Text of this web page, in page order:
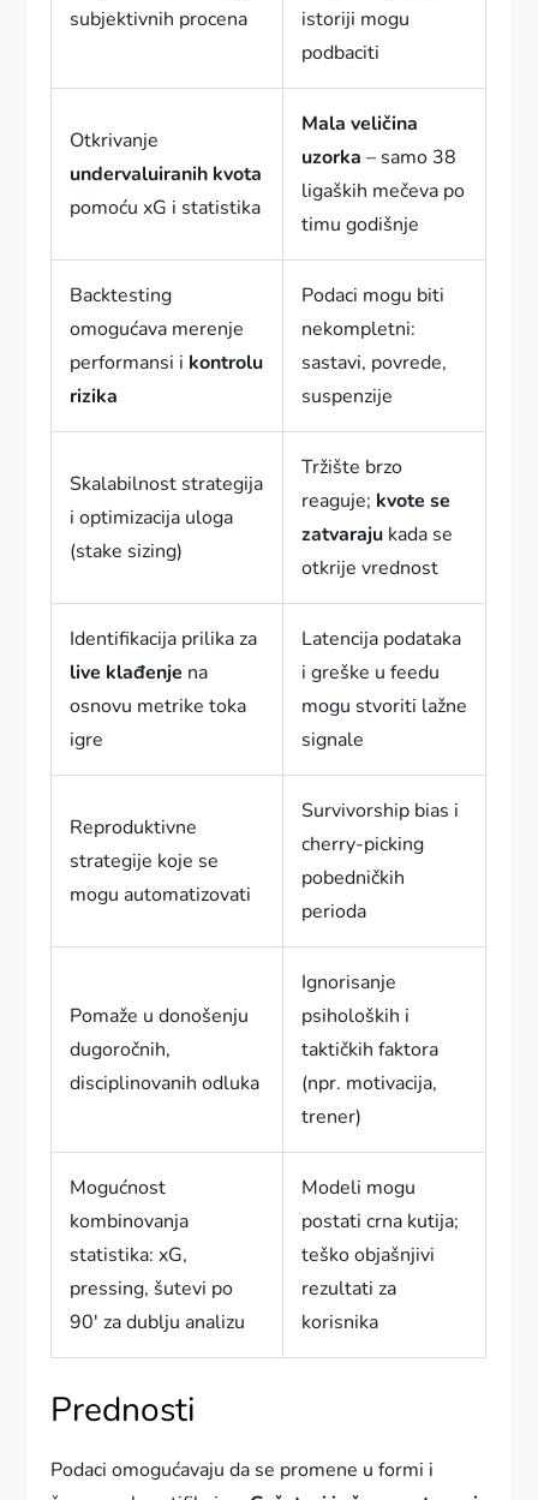
subjektivnih procena
istoriji mogu
podbaciti
Otkrivanje
undervaluiranih kvota
pomoću xG i statistika
Mala veličina
uzorka – samo 38
ligaških mečeva po
timu godišnje
Backtesting
omogućava merenje
performansi i kontrolu
rizika
Podaci mogu biti
nekompletni:
sastavi, povrede,
suspenzije
Skalabilnost strategija
i optimizacija uloga
(stake sizing)
Tržište brzo
reaguje; kvote se
zatvaraju kada se
otkrije vrednost
Identifikacija prilika za
live klađenje na
osnovu metrike toka
igre
Latencija podataka
i greške u feedu
mogu stvoriti lažne
signale
Reproduktivne
strategije koje se
mogu automatizovati
Survivorship bias i
cherry-picking
pobedničkih
perioda
Pomaže u donošenju
dugoročnih,
disciplinovanih odluka
Ignorisanje
psiholoških i
taktičkih faktora
(npr. motivacija,
trener)
Mogućnost
kombinovanja
statistika: xG,
pressing, šutevi po
90′ za dublju analizu
Modeli mogu
postati crna kutija;
teško objašnjivi
rezultati za
korisnika
Prednosti
Podaci omogućavaju da se promene u formi i